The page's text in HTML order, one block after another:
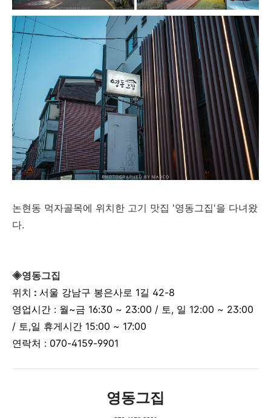
논현동 먹자골목에 위치한 고기 맛집 '영동그집'을 다녀왔
다.
◈영동그집
위치 : 서울 강남구 봉은사로 1길 42-8
영업시간 : 월~금 16:30 ~ 23:00 / 토, 일 12:00 ~ 23:00
/ 토,일 휴게시간 15:00 ~ 17:00
연락처 : 070-4159-9901